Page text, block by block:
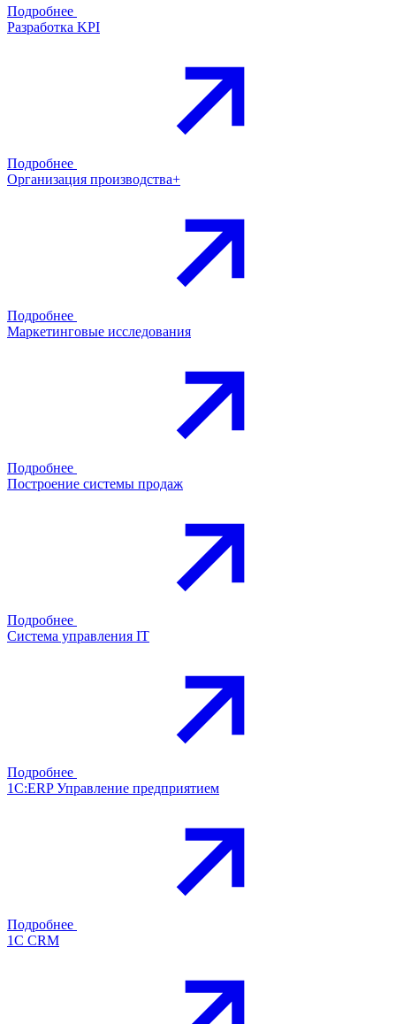
Подробнее
Разработка KPI
Подробнее
Организация производства+
Подробнее
Маркетинговые исследования
Подробнее
Построение системы продаж
Подробнее
Система управления IT
Подробнее
1С:ERP Управление предприятием
Подробнее
1С CRM